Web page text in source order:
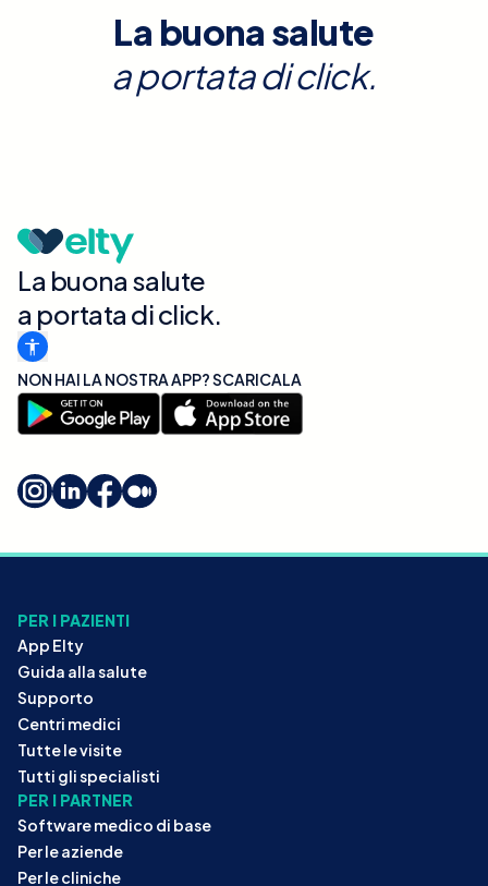
La buona salute
a portata di click.
La buona salute
a portata di click.
NON HAI LA NOSTRA APP? SCARICALA
PER I PAZIENTI
App Elty
Guida alla salute
Supporto
Centri medici
Tutte le visite
Tutti gli specialisti
PER I PARTNER
Software medico di base
Per le aziende
Per le cliniche